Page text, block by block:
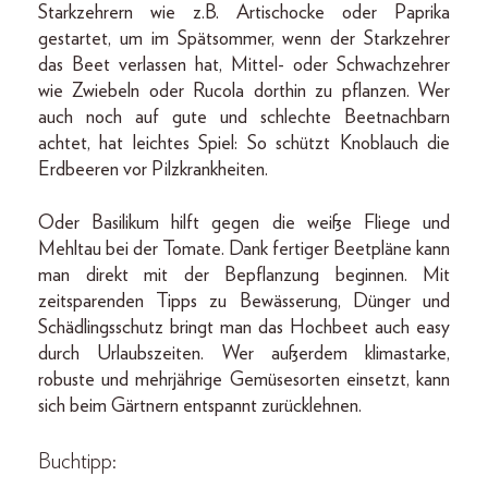
Starkzehrern wie z.B. Artischocke oder Paprika
gestartet, um im Spätsommer, wenn der Starkzehrer
das Beet verlassen hat, Mittel- oder Schwachzehrer
wie Zwiebeln oder Rucola dorthin zu pflanzen. Wer
auch noch auf gute und schlechte Beetnachbarn
achtet, hat leichtes Spiel: So schützt Knoblauch die
Erdbeeren vor Pilzkrankheiten.
Oder Basilikum hilft gegen die weiße Fliege und
Mehltau bei der Tomate. Dank fertiger Beetpläne kann
man direkt mit der Bepflanzung beginnen. Mit
zeitsparenden Tipps zu Bewässerung, Dünger und
Schädlingsschutz bringt man das Hochbeet auch easy
durch Urlaubszeiten. Wer außerdem klimastarke,
robuste und mehrjährige Gemüsesorten einsetzt, kann
sich beim Gärtnern entspannt zurücklehnen.
Buchtipp: